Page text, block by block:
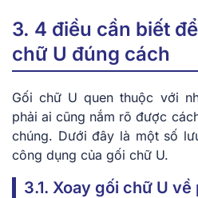
3. 4 điều cần biết
chữ U đúng cách
Gối chữ U quen thuộc với
phải ai cũng nắm rõ được
chúng. Dưới đây là một số
công dụng của gối chữ U.
3.1. Xoay gối chữ U